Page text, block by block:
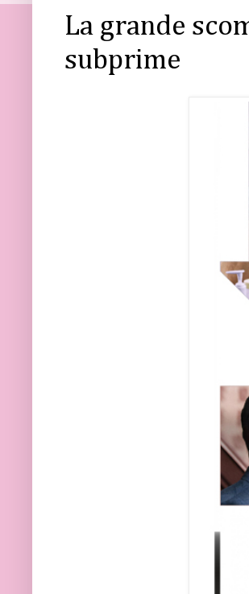
La grande
subprime